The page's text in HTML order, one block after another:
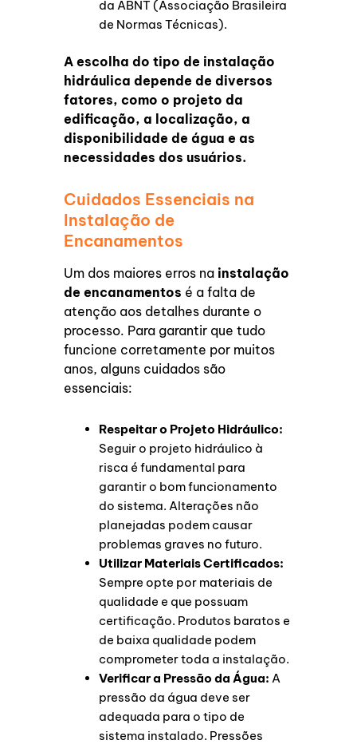
da ABNT (Associação Brasileira
de Normas Técnicas).
A escolha do tipo de instalação
hidráulica depende de diversos
fatores, como o projeto da
edificação, a localização, a
disponibilidade de água e as
necessidades dos usuários.
Cuidados Essenciais na
Instalação de
Encanamentos
Um dos maiores erros na instalação
de encanamentos é a falta de
atenção aos detalhes durante o
processo. Para garantir que tudo
funcione corretamente por muitos
anos, alguns cuidados são
essenciais:
Respeitar o Projeto Hidráulico:
Seguir o projeto hidráulico à
risca é fundamental para
garantir o bom funcionamento
do sistema. Alterações não
planejadas podem causar
problemas graves no futuro.
Utilizar Materiais Certificados:
Sempre opte por materiais de
qualidade e que possuam
certificação. Produtos baratos e
de baixa qualidade podem
comprometer toda a instalação.
Verificar a Pressão da Água: A
pressão da água deve ser
adequada para o tipo de
sistema instalado. Pressões